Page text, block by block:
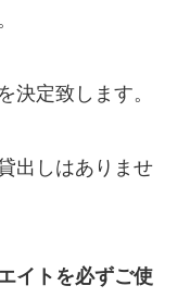
決定致します。
出しはありませ
イトを必ずご使